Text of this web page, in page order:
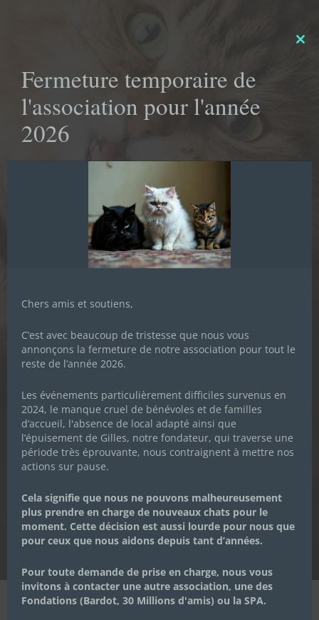
MILLES MERCIS À 1 REPAS POUR 1
ANIMAL ET À ANIMAUX RELAX !!
29 OCTOBRE 2021|ACTUALITÉS DE L'ASSOCIATION,
PARTENAIRES
Fermeture temporaire de
l'association pour l'année
2026
Chers amis et soutiens,
C’est avec beaucoup de tristesse que nous vous
annonçons la fermeture de notre association pour tout le
reste de l’année 2026.
Les événements particulièrement difficiles survenus en
2024, le manque cruel de bénévoles et de familles
d’accueil, l'absence de local adapté ainsi que
l’épuisement de Gilles, notre fondateur, qui traverse une
période très éprouvante, nous contraignent à mettre nos
actions sur pause.
Cela signifie que nous ne pouvons malheureusement
plus prendre en charge de nouveaux chats pour le
moment. Cette décision est aussi lourde pour nous que
pour ceux que nous aidons depuis tant d’années.
Pour toute demande de prise en charge, nous vous
invitons à contacter une autre association, une des
Fondations (Bardot, 30 Millions d'amis) ou la SPA.